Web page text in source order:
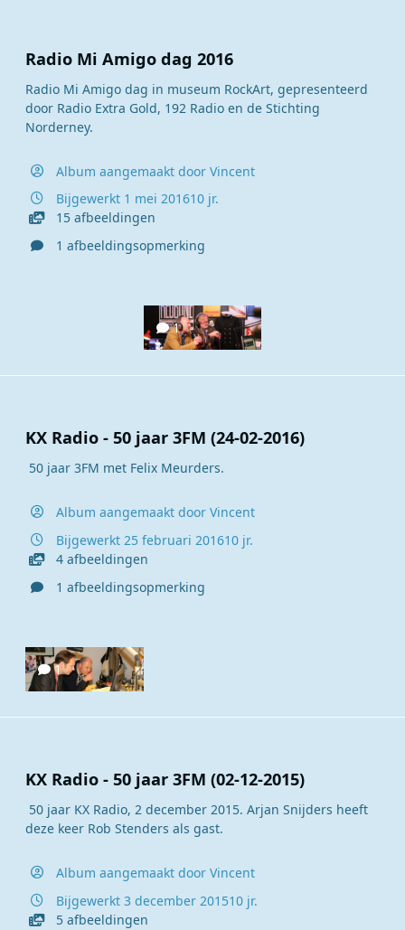
Radio Mi Amigo dag 2016
Radio Mi Amigo dag in museum RockArt, gepresenteerd
door Radio Extra Gold, 192 Radio en de Stichting
Norderney.
Album aangemaakt door Vincent
Bijgewerkt 1 mei 201610 jr.
15 afbeeldingen
1 afbeeldingsopmerking
1
KX Radio - 50 jaar 3FM (24-02-2016)
50 jaar 3FM met Felix Meurders.
Album aangemaakt door Vincent
Bijgewerkt 25 februari 201610 jr.
4 afbeeldingen
1 afbeeldingsopmerking
1
KX Radio - 50 jaar 3FM (02-12-2015)
deze keer Rob Stenders als gast.
Album aangemaakt door Vincent
Bijgewerkt 3 december 201510 jr.
5 afbeeldingen